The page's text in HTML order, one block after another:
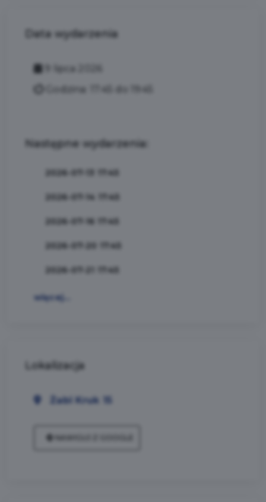
Data wydarzenia
9 lipca 2026
Godzina: 17:45 do 19:45
Następne wydarzenia:
2026-07-13 17:45
2026-07-14 17:45
2026-07-16 17:45
2026-07-20 17:45
2026-07-21 17:45
więcej...
Lokalizacja
Żabi Kruk 15